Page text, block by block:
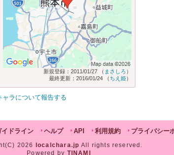
新規登録：2011/01/27 （ まさしろ ）
最終更新：2016/01/24 （ ちえ姫）
ャラについて報告する
ドライン ヘルプ API 利用規約 プライバシー
2026 localchara.jp All rights reserved.
Powered by TINAMI